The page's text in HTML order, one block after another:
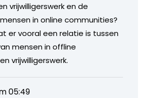
vrijwilligerswerk en de
in online communities?
er vooral een relatie is tussen
mensen in offline
vrijwilligerswerk.
05:49